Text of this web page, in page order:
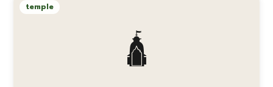
🛕
temple